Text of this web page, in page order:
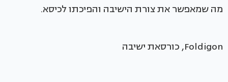
מה שמאפשר את צורת הישיבה והפיכתו לכיסא.
Foldigon, כורסאת ישיבה